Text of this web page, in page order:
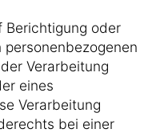
Berichtigung oder
Verarbeitung
eines
Verarbeitung
bei einer